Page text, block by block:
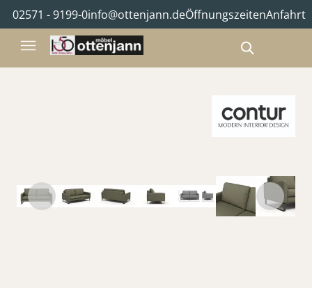
02571 - 9199-0info@ottenjann.deÖffnungszeitenAnfahrt